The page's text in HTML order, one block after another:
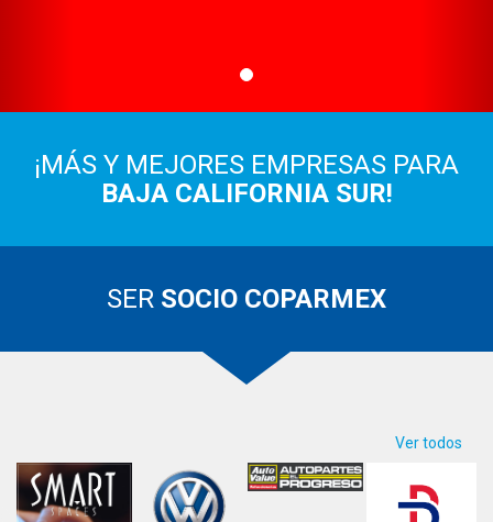
¡MÁS Y MEJORES EMPRESAS PARA
BAJA CALIFORNIA SUR!
SER SOCIO COPARMEX
Ver todos